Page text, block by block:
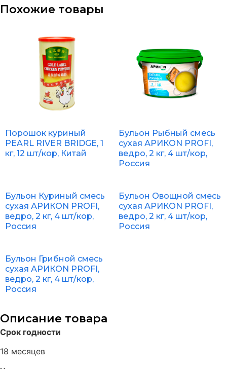
Похожие товары
Порошок куриный
PEARL RIVER BRIDGE, 1
кг, 12 шт/кор, Китай
Бульон Рыбный смесь
сухая АРИКОN PROFI,
ведро, 2 кг, 4 шт/кор,
Россия
Бульон Куриный смесь
сухая АРИКОN PROFI,
ведро, 2 кг, 4 шт/кор,
Россия
Бульон Овощной смесь
сухая АРИКОN PROFI,
ведро, 2 кг, 4 шт/кор,
Россия
Бульон Грибной смесь
сухая АРИКОN PROFI,
ведро, 2 кг, 4 шт/кор,
Россия
Описание товара
Срок годности
18 месяцев